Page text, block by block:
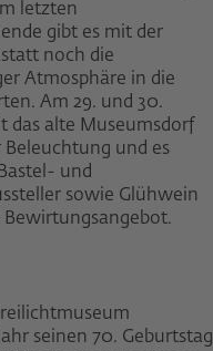
letzten
gibt es mit der
noch die
Atmosphäre in die
Am 29. und 30.
das alte Museumsdorf
und es
und
sowie Glühwein
seinen 70. Geburtstag